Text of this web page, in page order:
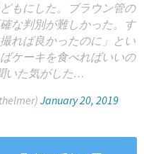
もにした。ブラウン管の
な判別が難しかった。す
れば良かったのに」とい
ケーキを食べればいいの
いた気がした…
January 20, 2019